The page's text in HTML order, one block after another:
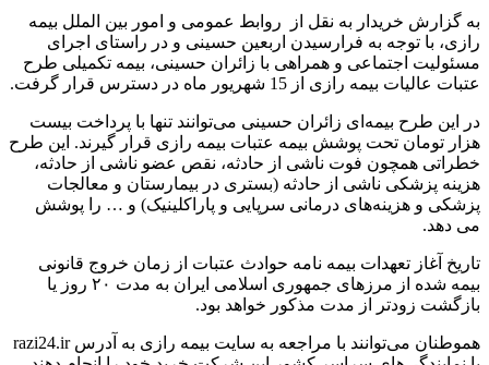
به گزارش خریدار به نقل از روابط عمومی و امور بین الملل بیمه
رازی، با توجه به فرارسیدن اربعین حسینی و در راستای اجرای
مسئولیت اجتماعی و همراهی با زائران حسینی، بیمه تکمیلی طرح
عتبات عالیات بیمه رازی از 15 شهریور ماه در دسترس قرار گرفت.
در این طرح بیمه‌ای زائران حسینی می‌توانند تنها با پرداخت بیست
هزار تومان تحت پوشش بیمه عتبات بیمه رازی قرار گیرند. این طرح
خطراتی همچون فوت ناشی از حادثه، نقص عضو ناشی از حادثه،
هزینه پزشکی ناشی از حادثه (بستری در بیمارستان و معالجات
پزشکی و هزینه‌های درمانی سرپایی و پاراکلینیک) و … را پوشش
می دهد.
تاریخ آغاز تعهدات بیمه نامه حوادث عتبات از زمان خروج قانونی
بیمه شده از مرزهای جمهوری اسلامی ایران به مدت ۲۰ روز یا
بازگشت زودتر از مدت مذکور خواهد بود.
هموطنان می‌توانند با مراجعه به سایت بیمه رازی به آدرس razi24.ir